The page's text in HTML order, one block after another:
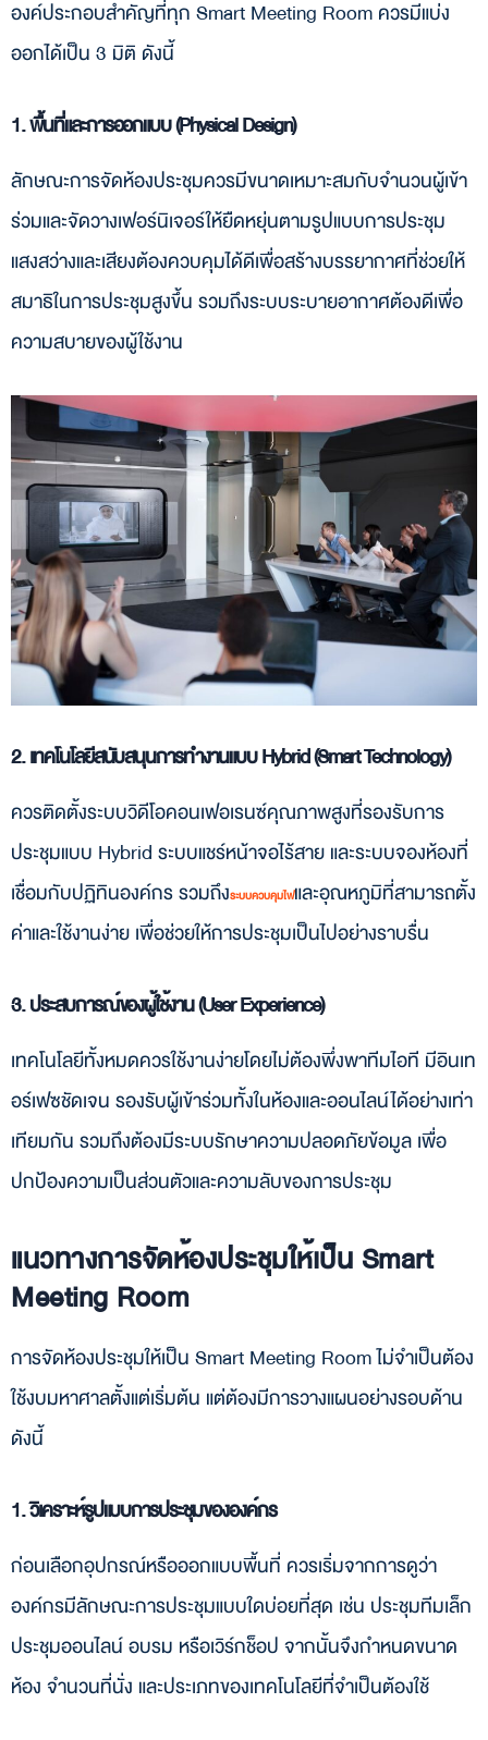
องค์ประกอบสำคัญที่ทุก Smart Meeting Room ควรมีแบ่ง
ออกได้เป็น 3 มิติ ดังนี้
1. พื้นที่และการออกแบบ (Physical Design)
ลักษณะการจัดห้องประชุมควรมีขนาดเหมาะสมกับจำนวนผู้เข้า
ร่วมและจัดวางเฟอร์นิเจอร์ให้ยืดหยุ่นตามรูปแบบการประชุม
แสงสว่างและเสียงต้องควบคุมได้ดีเพื่อสร้างบรรยากาศที่ช่วยให้
สมาธิในการประชุมสูงขึ้น รวมถึงระบบระบายอากาศต้องดีเพื่อ
ความสบายของผู้ใช้งาน
2. เทคโนโลยีสนับสนุนการทำงานแบบ Hybrid (Smart Technology)
ควรติดตั้งระบบวิดีโอคอนเฟอเรนซ์คุณภาพสูงที่รองรับการ
ประชุมแบบ Hybrid ระบบแชร์หน้าจอไร้สาย และระบบจองห้องที่
เชื่อมกับปฏิทินองค์กร รวมถึงระบบควบคุมไฟและอุณหภูมิที่สามารถตั้ง
ค่าและใช้งานง่าย เพื่อช่วยให้การประชุมเป็นไปอย่างราบรื่น
3. ประสบการณ์ของผู้ใช้งาน (User Experience)
เทคโนโลยีทั้งหมดควรใช้งานง่ายโดยไม่ต้องพึ่งพาทีมไอที มีอินเท
อร์เฟซชัดเจน รองรับผู้เข้าร่วมทั้งในห้องและออนไลน์ได้อย่างเท่า
เทียมกัน รวมถึงต้องมีระบบรักษาความปลอดภัยข้อมูล เพื่อ
ปกป้องความเป็นส่วนตัวและความลับของการประชุม
แนวทางการจัดห้องประชุมให้เป็น Smart
Meeting Room
การจัดห้องประชุมให้เป็น Smart Meeting Room ไม่จำเป็นต้อง
ใช้งบมหาศาลตั้งแต่เริ่มต้น แต่ต้องมีการวางแผนอย่างรอบด้าน
ดังนี้
1. วิเคราะห์รูปแบบการประชุมขององค์กร
ก่อนเลือกอุปกรณ์หรือออกแบบพื้นที่ ควรเริ่มจากการดูว่า
องค์กรมีลักษณะการประชุมแบบใดบ่อยที่สุด เช่น ประชุมทีมเล็ก
ประชุมออนไลน์ อบรม หรือเวิร์กช็อป จากนั้นจึงกำหนดขนาด
ห้อง จำนวนที่นั่ง และประเภทของเทคโนโลยีที่จำเป็นต้องใช้